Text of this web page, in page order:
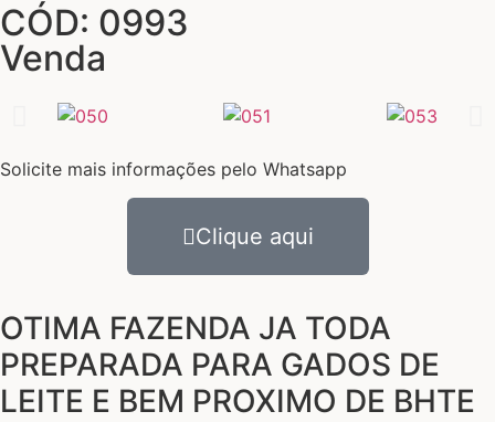
CÓD: 0993
Venda
Solicite mais informações pelo Whatsapp
Clique aqui
OTIMA FAZENDA JA TODA
PREPARADA PARA GADOS DE
LEITE E BEM PROXIMO DE BHTE